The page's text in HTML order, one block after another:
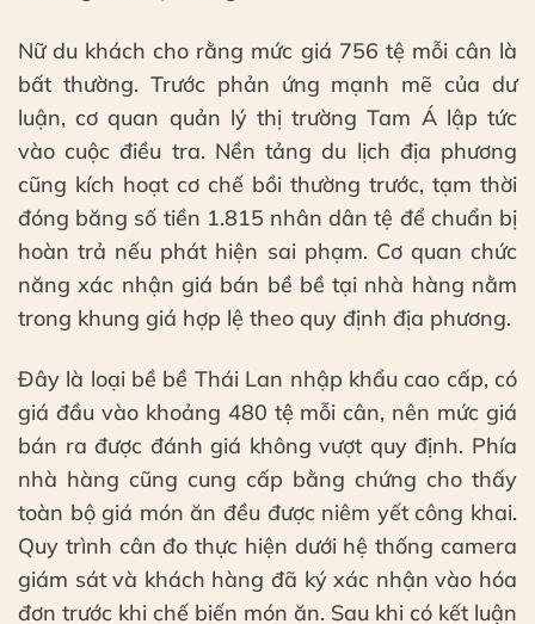
Nữ du khách cho rằng mức giá 756 tệ mỗi cân là
bất thường. Trước phản ứng mạnh mẽ của dư
luận, cơ quan quản lý thị trường Tam Á lập tức
vào cuộc điều tra. Nền tảng du lịch địa phương
cũng kích hoạt cơ chế bồi thường trước, tạm thời
đóng băng số tiền 1.815 nhân dân tệ để chuẩn bị
hoàn trả nếu phát hiện sai phạm. Cơ quan chức
năng xác nhận giá bán bề bề tại nhà hàng nằm
trong khung giá hợp lệ theo quy định địa phương.
Đây là loại bề bề Thái Lan nhập khẩu cao cấp, có
giá đầu vào khoảng 480 tệ mỗi cân, nên mức giá
bán ra được đánh giá không vượt quy định. Phía
nhà hàng cũng cung cấp bằng chứng cho thấy
toàn bộ giá món ăn đều được niêm yết công khai.
Quy trình cân đo thực hiện dưới hệ thống camera
giám sát và khách hàng đã ký xác nhận vào hóa
đơn trước khi chế biến món ăn. Sau khi có kết luận